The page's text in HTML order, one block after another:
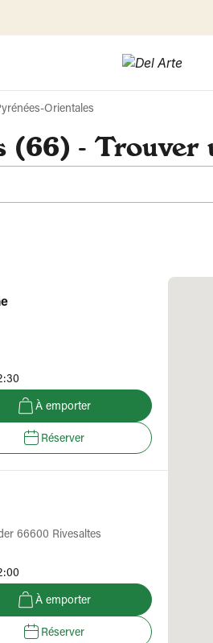
Orientales
(66) - Trouver
À emporter
Réserver
66600 Rivesaltes
À emporter
Réserver